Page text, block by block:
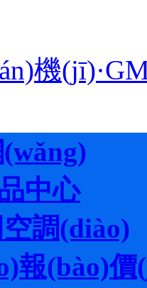
機
中心
調(diào)
報(bào)